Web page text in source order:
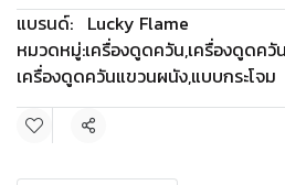
แบรนด์: Lucky Flame
หมวดหมู่:เครื่องดูดควัน,เครื่องดูดควั
เครื่องดูดควันแขวนผนัง,แบบกระโจม
แชร์